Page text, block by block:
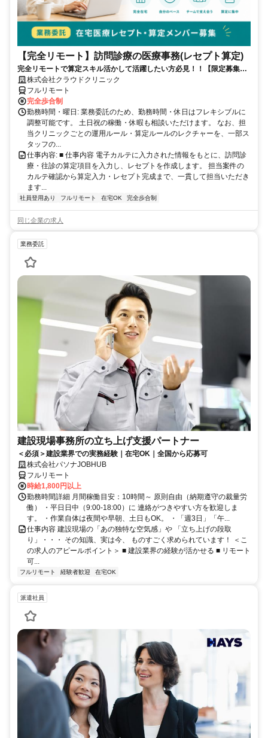
【完全リモート】訪問診療の医療事務(レセプト算定)
完全リモートで算定スキル活かして活躍したい方必見！！【限定募集】
完全リモート｜在宅医療レセプト算定（成果報酬型／業務委託）
株式会社クラウドクリニック
フルリモート
完全歩合制
勤務時間・曜日: 業務委託のため、勤務時間・休日はフレキシブルに
調整可能です。 土日祝の稼働・休暇も相談いただけます。 なお、担
当クリニックごとの運用ルール・算定ルールのレクチャーを、一部ス
タッフの...
仕事内容: ■ 仕事内容 電子カルテに入力された情報をもとに、訪問診
療・往診の算定項目を入力し、レセプトを作成します。 担当案件の
カルテ確認から算定入力・レセプト完成まで、一貫して担当いただき
ます...
社員登用あり フルリモート 在宅OK 完全歩合制
同じ企業の求人
業務委託
建設現場事務所の立ち上げ支援パートナー
＜必須＞建設業界での実務経験｜在宅OK｜全国から応募可
株式会社パソナJOBHUB
フルリモート
時給1,800円以上
勤務時間詳細 月間稼働目安：10時間～ 原則自由（納期遵守の裁量労
働） ・平日日中（9:00-18:00）に 連絡がつきやすい方を歓迎しま
す。 ・作業自体は夜間や早朝、土日もOK。 ・「週3日」「午...
仕事内容 建設現場の「あの独特な空気感」や 「立ち上げの段取
り」・・・ その知識、実は今、 ものすごく求められています！ ＜こ
の求人のアピールポイント＞ ■ 建設業界の経験が活かせる ■ リモート
可...
フルリモート 経験者歓迎 在宅OK
派遣社員